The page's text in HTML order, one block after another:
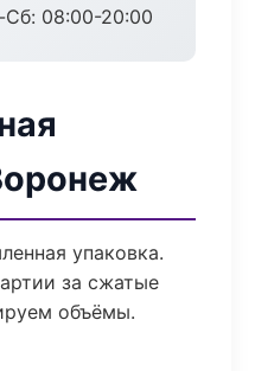
Сб: 08:00-20:00
упаковка.
за сжатые
объёмы.